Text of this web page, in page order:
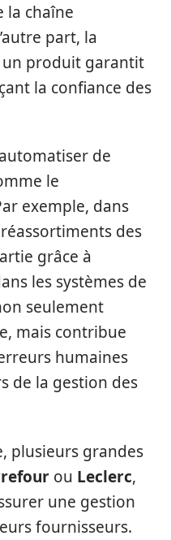
la chaîne
part, la
un produit garantit
la confiance des
de
le
exemple, dans
des
grâce à
les systèmes de
seulement
mais contribue
humaines
de la gestion des
plusieurs grandes
ou Leclerc,
une gestion
fournisseurs.